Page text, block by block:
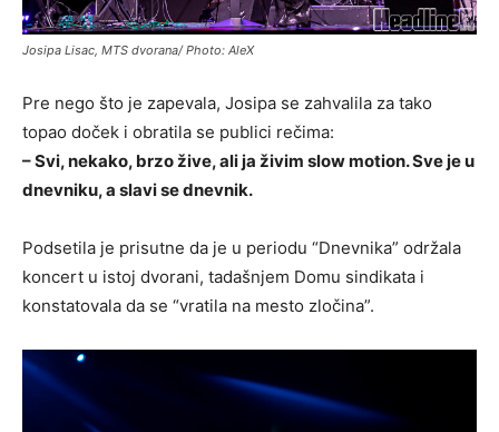
Josipa Lisac, MTS dvorana/ Photo: AleX
Pre nego što je zapevala, Josipa se zahvalila za tako
topao doček i obratila se publici rečima:
– Svi, nekako, brzo žive, ali ja živim slow motion. Sve je u
dnevniku, a slavi se dnevnik.
Podsetila je prisutne da je u periodu “Dnevnika” održala
koncert u istoj dvorani, tadašnjem Domu sindikata i
konstatovala da se “vratila na mesto zločina”.